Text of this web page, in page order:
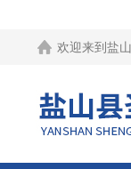
欢迎来到 盐